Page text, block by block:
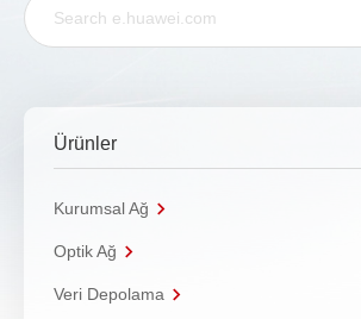
Ürünler
Kurumsal Ağ
Optik Ağ
Veri Depolama